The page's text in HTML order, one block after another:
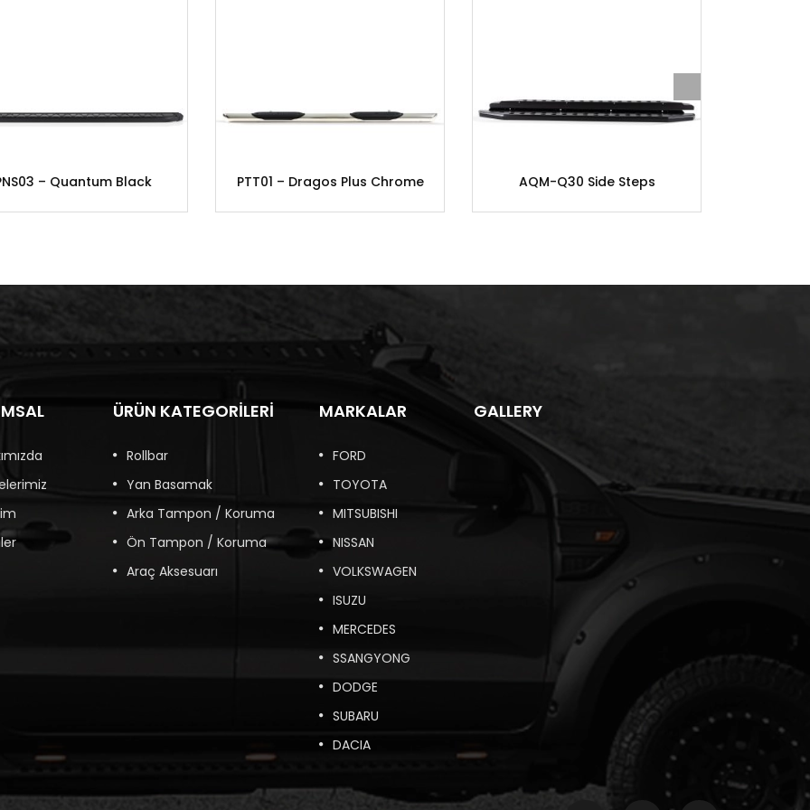
– Quantum Black PTT01 – Dragos Plus Chrome AQM-Q30 Side Steps
ÜRÜN KATEGORILERI
Rollbar
Yan Basamak
Arka Tampon / Koruma
Ön Tampon / Koruma
Araç Aksesuarı
MARKALAR
FORD
TOYOTA
MITSUBISHI
NISSAN
VOLKSWAGEN
ISUZU
MERCEDES
SSANGYONG
DODGE
SUBARU
DACIA
GALLERY